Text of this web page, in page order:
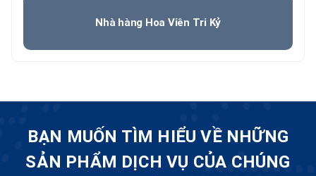
Nhà hàng Hoa Viên Tri Kỷ
BẠN MUỐN TÌM HIỂU VỀ NHỮNG
SẢN PHẨM DỊCH VỤ CỦA CHÚNG